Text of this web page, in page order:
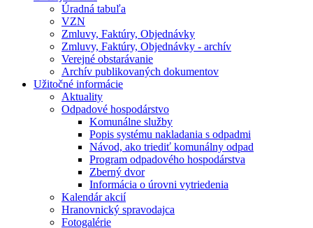
Úradná tabuľa
VZN
Zmluvy, Faktúry, Objednávky
Zmluvy, Faktúry, Objednávky - archív
Verejné obstarávanie
Archív publikovaných dokumentov
Užitočné informácie
Aktuality
Odpadové hospodárstvo
Komunálne služby
Popis systému nakladania s odpadmi
Návod, ako triediť komunálny odpad
Program odpadového hospodárstva
Zberný dvor
Informácia o úrovni vytriedenia
Kalendár akcií
Hranovnický spravodajca
Fotogalérie